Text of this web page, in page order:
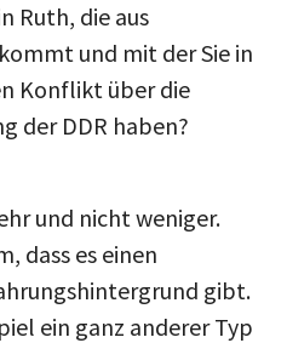
Ruth, die aus
und mit der Sie in
Konflikt über die
der DDR haben?
und nicht weniger.
dass es einen
gibt.
ein ganz anderer Typ